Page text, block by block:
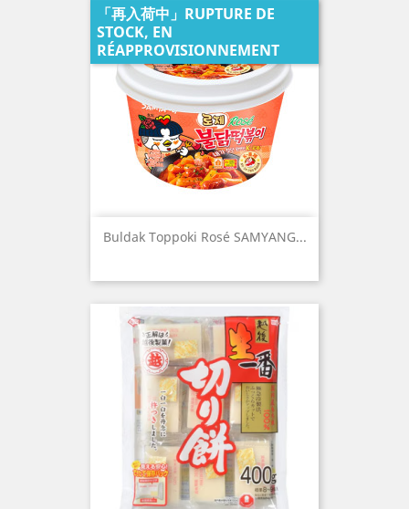
Buldak Toppoki Rosé SAMYANG...
「再入荷中」RUPTURE DE
STOCK, EN
RÉAPPROVISIONNEMENT